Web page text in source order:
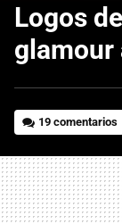
Logos
glamour
19 comentarios